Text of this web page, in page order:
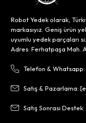
Robot Yedek olarak,
markasıyız. Geniş ürün
uyumlu yedek parçaları
Adres: Ferhatpaşa Mah.
Telefon &
Satış & Pazarlama:
Satış Sonrası Destek: